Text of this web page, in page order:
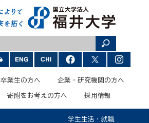
卒業生の方へ 企業・研究機関の方へ
寄附をお考えの方へ 採用情報
学生生活・就職